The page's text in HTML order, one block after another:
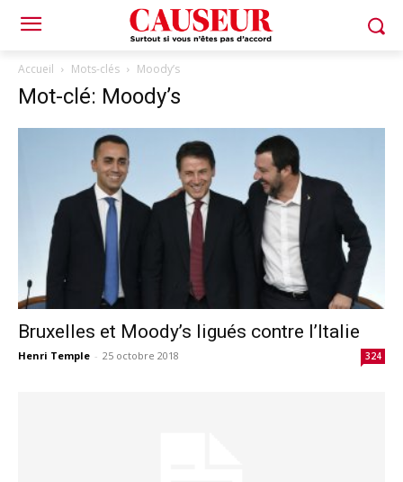
Accueil Mots-clés Moody’s
Mot-clé: Moody’s
Bruxelles et Moody’s ligués contre l’Italie
Henri Temple - 25 octobre 2018 324